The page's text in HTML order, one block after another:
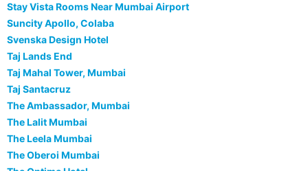
Stay Vista Rooms Near Mumbai Airport
Suncity Apollo, Colaba
Svenska Design Hotel
Taj Lands End
Taj Mahal Tower, Mumbai
Taj Santacruz
The Ambassador, Mumbai
The Lalit Mumbai
The Leela Mumbai
The Oberoi Mumbai